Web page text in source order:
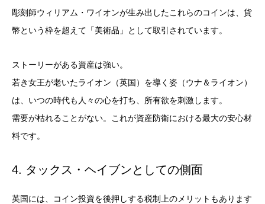
彫刻師ウィリアム・ワイオンが生み出したこれらのコインは、貨
幣という枠を超えて「美術品」として取引されています。
ストーリーがある資産は強い。
若き女王が老いたライオン（英国）を導く姿（ウナ＆ライオン）
は、いつの時代も人々の心を打ち、所有欲を刺激します。
需要が枯れることがない。これが資産防衛における最大の安心材
料です。
4. タックス・ヘイブンとしての側面
英国には、コイン投資を後押しする税制上のメリットもあります